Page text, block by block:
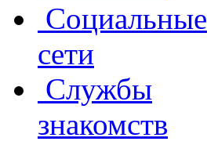
Социальные
сети
Службы
знакомств